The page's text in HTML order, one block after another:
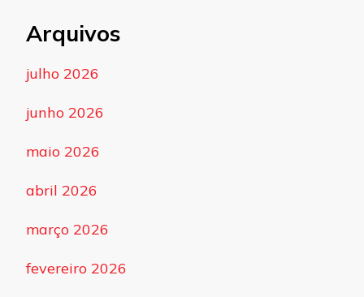
Arquivos
julho 2026
junho 2026
maio 2026
abril 2026
março 2026
fevereiro 2026